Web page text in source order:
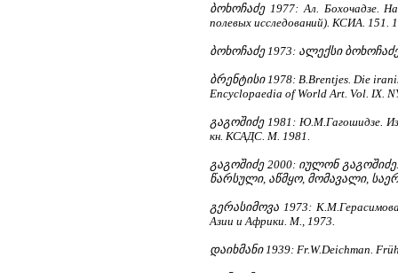
ბოხოჩაძე 1977: Ал. Бохочадзе.
полевых исследований). КСИА. 151.
ბოხოჩაძე 1973: ალექსი
ბრენტისი 1978: B.Brentjes. Die
Encyclopaedia of World Art. Vol. IX.
გაგოშიძე 1981: Ю.М.Гагошидзе. Из
кн. КСАДС. М. 1981.
გაგოშიძე 2000: იულონ
წარსული, აწმყო, მომავალი,
გერასიმოვა 1973:
Азии и Африки. М., 1973.
დაიხმანი 1939: Fr.W.Deichman.